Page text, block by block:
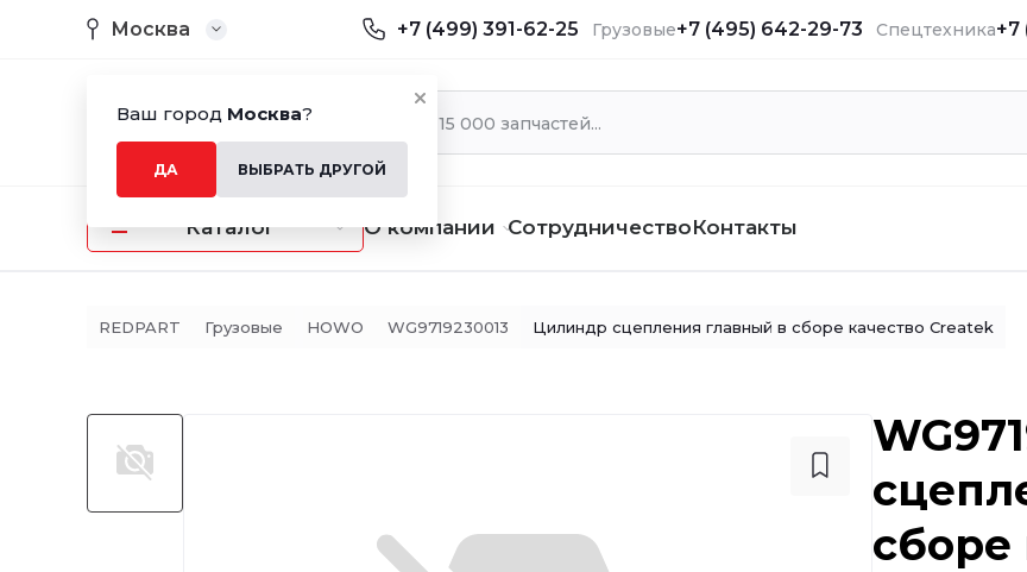
Ваш город Москва?
ДА ВЫБРАТЬ ДРУГОЙ
Москва +7 (499) 391-62-25 Грузовые+7 (495) 642-29-73 Спецтехника+7
Каталог О компании СотрудничествоКонтакты
REDPART Грузовые HOWO WG9719230013 Цилиндр сцепления главный в сборе качество Createk
сборе